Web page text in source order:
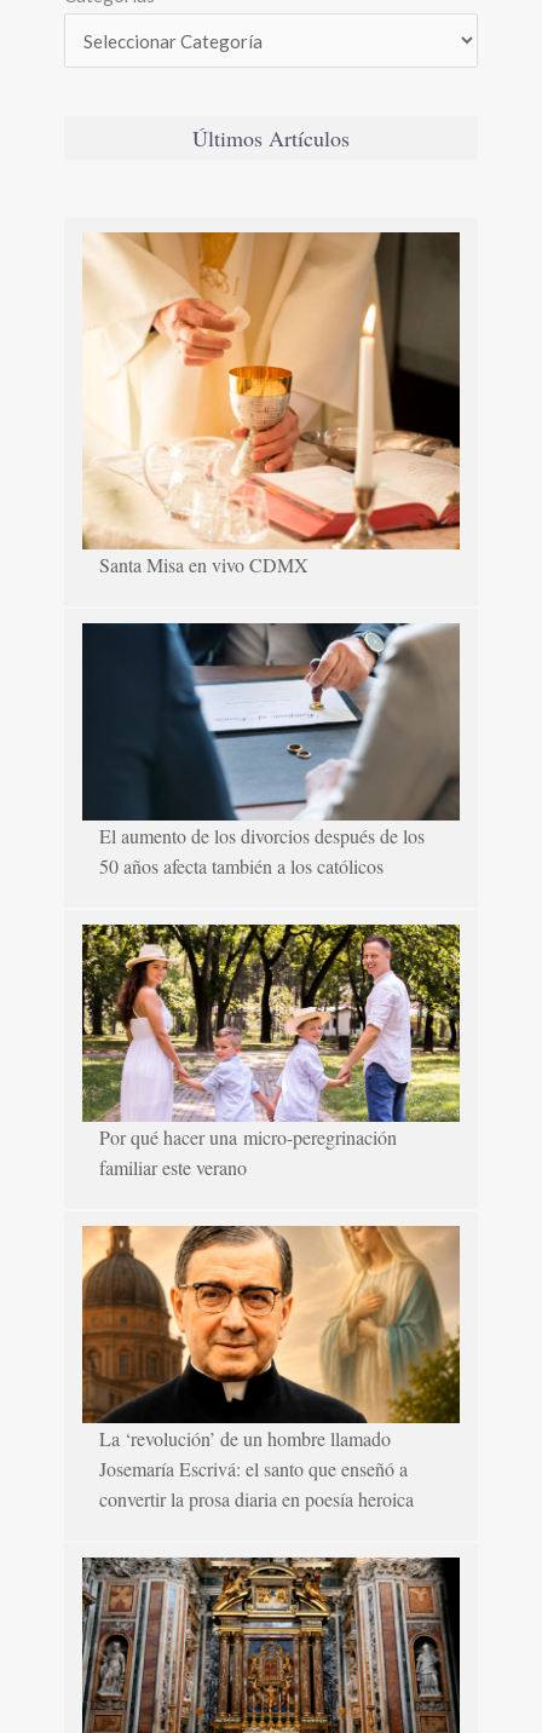
Últimos Artículos
Santa Misa en vivo CDMX
El aumento de los divorcios después de los
50 años afecta también a los católicos
Por qué hacer una micro-peregrinación
familiar este verano
La ‘revolución’ de un hombre llamado
Josemaría Escrivá: el santo que enseñó a
convertir la prosa diaria en poesía heroica